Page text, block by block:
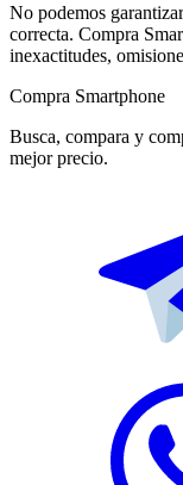
No podemos
correcta. Compra
inexactitudes,
Compra Smartphone
Busca, compara y
mejor precio.